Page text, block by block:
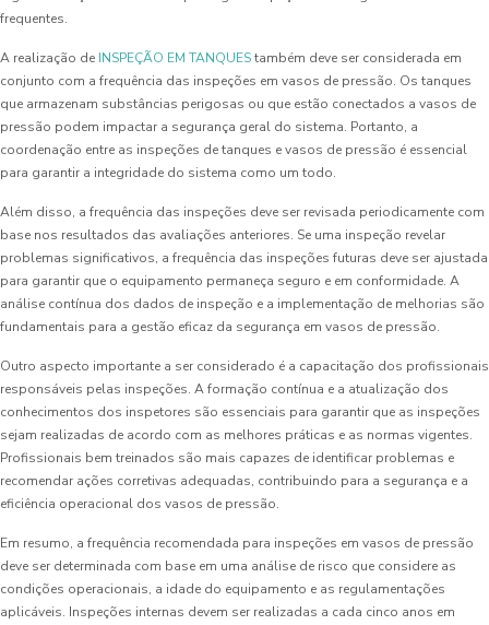
frequentes.
A realização de INSPEÇÃO EM TANQUEStambém deve ser considerada em
conjunto com a frequência das inspeções em vasos de pressão. Os tanques
que armazenam substâncias perigosas ou que estão conectados a vasos de
pressão podem impactar a segurança geral do sistema. Portanto, a
coordenação entre as inspeções de tanques e vasos de pressão é essencial
para garantir a integridade do sistema como um todo.
Além disso, a frequência das inspeções deve ser revisada periodicamente com
base nos resultados das avaliações anteriores. Se uma inspeção revelar
problemas significativos, a frequência das inspeções futuras deve ser ajustada
para garantir que o equipamento permaneça seguro e em conformidade. A
análise contínua dos dados de inspeção e a implementação de melhorias são
fundamentais para a gestão eficaz da segurança em vasos de pressão.
Outro aspecto importante a ser considerado é a capacitação dos profissionais
responsáveis pelas inspeções. A formação contínua e a atualização dos
conhecimentos dos inspetores são essenciais para garantir que as inspeções
sejam realizadas de acordo com as melhores práticas e as normas vigentes.
Profissionais bem treinados são mais capazes de identificar problemas e
recomendar ações corretivas adequadas, contribuindo para a segurança e a
eficiência operacional dos vasos de pressão.
Em resumo, a frequência recomendada para inspeções em vasos de pressão
deve ser determinada com base em uma análise de risco que considere as
condições operacionais, a idade do equipamento e as regulamentações
aplicáveis. Inspeções internas devem ser realizadas a cada cinco anos em